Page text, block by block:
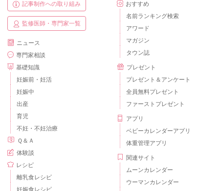
記事制作への取り組み
監修医師・専門家一覧
ニュース
専門家相談
基礎知識
妊娠前・妊活
妊娠中
出産
育児
不妊・不妊治療
Ｑ＆Ａ
体験談
レシピ
離乳食レシピ
妊娠食レシピ
おすすめ
名前ランキング検索
アワード
マガジン
タウン誌
プレゼント
プレゼント＆アンケート
全員無料プレゼント
ファーストプレゼント
アプリ
ベビーカレンダーアプリ
体重管理アプリ
関連サイト
ムーンカレンダー
ウーマンカレンダー